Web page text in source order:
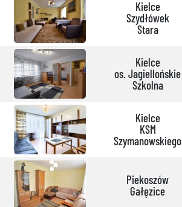
Kielce
Szydłówek
Stara
Kielce
os. Jagiellońskie
Szkolna
Kielce
KSM
Szymanowskiego
Piekoszów
Gałęzice